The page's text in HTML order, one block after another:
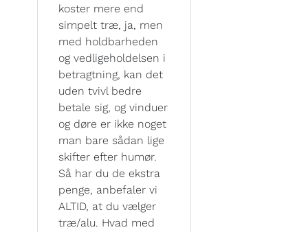
koster mere end
simpelt træ, ja, men
med holdbarheden
og vedligeholdelsen i
betragtning, kan det
uden tvivl bedre
betale sig, og vinduer
og døre er ikke noget
man bare sådan lige
skifter efter humør.
Så har du de ekstra
penge, anbefaler vi
ALTID, at du vælger
træ/alu. Hvad med